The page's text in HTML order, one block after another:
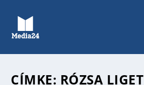
CÍMKE: RÓZSA LIGET